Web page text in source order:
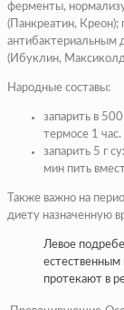
ферменты,
(Панкреатин, Креон);
антибактериальным
(Ибуклин,
Народные составы:
запарить в
термосе 1
запарить 5 г
мин пить
Также важно на
диету назначенную
Левое
естественным
протекают в